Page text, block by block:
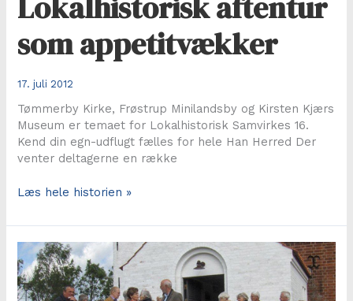
som appetitvækker
17. juli 2012
Tømmerby Kirke, Frøstrup Minilandsby og Kirsten Kjærs
Museum er temaet for Lokalhistorisk Samvirkes 16.
Kend din egn-udflugt fælles for hele Han Herred Der
venter deltagerne en række
Lokalhistorisk
som
appetitvækker
Læs hele historien »